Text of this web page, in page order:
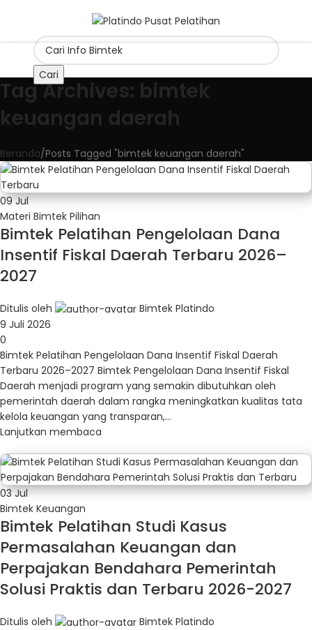
Cari
Tag Archives: bimtek
keuangan daerah
Beranda Posts Tagged "bimtek keuangan daerah"
09Jul
Materi Bimtek Pilihan
Bimtek Pelatihan Pengelolaan Dana
Insentif Fiskal Daerah Terbaru 2026–
2027
Ditulis oleh
Bimtek Platindo
9 Juli 2026
0
Bimtek Pelatihan Pengelolaan Dana Insentif Fiskal Daerah
Terbaru 2026–2027 Bimtek Pengelolaan Dana Insentif Fiskal
Daerah menjadi program yang semakin dibutuhkan oleh
pemerintah daerah dalam rangka meningkatkan kualitas tata
kelola keuangan yang transparan,...
Lanjutkan membaca
03Jul
Bimtek Keuangan
Bimtek Pelatihan Studi Kasus
Permasalahan Keuangan dan
Perpajakan Bendahara Pemerintah
Solusi Praktis dan Terbaru 2026-2027
Ditulis oleh
Bimtek Platindo